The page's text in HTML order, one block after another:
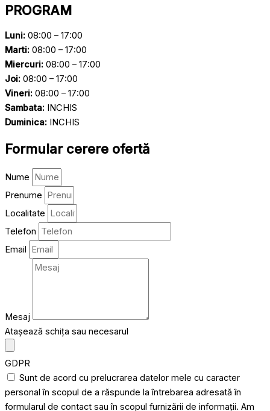
PROGRAM
Luni: 08:00 – 17:00
Marti: 08:00 – 17:00
Miercuri: 08:00 – 17:00
Joi: 08:00 – 17:00
Vineri: 08:00 – 17:00
Sambata: INCHIS
Duminica: INCHIS
Formular cerere ofertă
Nume
Prenume
Localitate
Telefon
Email
Mesaj
Atașează schița sau necesarul
GDPR
Sunt de acord cu prelucrarea datelor mele cu caracter
personal în scopul de a răspunde la întrebarea adresată în
formularul de contact sau în scopul furnizării de informații. Am